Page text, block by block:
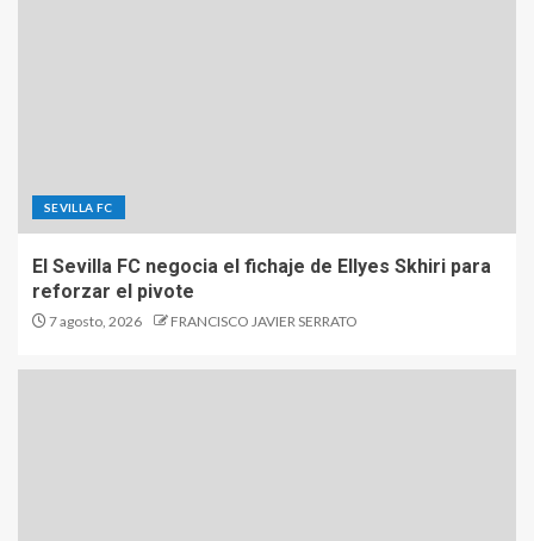
SEVILLA FC
El Sevilla FC negocia el fichaje de Ellyes Skhiri para
reforzar el pivote
7 agosto, 2026 FRANCISCO JAVIER SERRATO